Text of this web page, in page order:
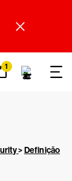
1
>Definição